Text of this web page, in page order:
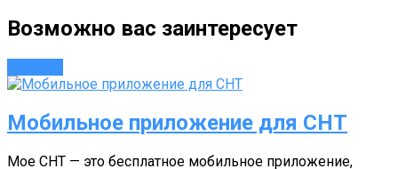
Возможно вас заинтересует
Мобильное приложение для СНТ
Мое СНТ — это бесплатное мобильное приложение,